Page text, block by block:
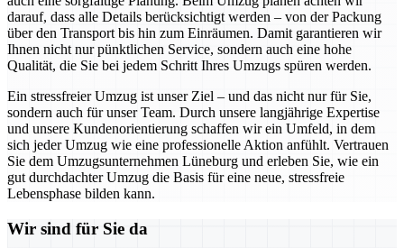
darauf, dass alle Details berücksichtigt werden – von der Packung
über den Transport bis hin zum Einräumen. Damit garantieren wir
Ihnen nicht nur pünktlichen Service, sondern auch eine hohe
Qualität, die Sie bei jedem Schritt Ihres Umzugs spüren werden.
Ein stressfreier Umzug ist unser Ziel – und das nicht nur für Sie,
sondern auch für unser Team. Durch unsere langjährige Expertise
und unsere Kundenorientierung schaffen wir ein Umfeld, in dem
sich jeder Umzug wie eine professionelle Aktion anfühlt. Vertrauen
Sie dem Umzugsunternehmen Lüneburg und erleben Sie, wie ein
gut durchdachter Umzug die Basis für eine neue, stressfreie
Lebensphase bilden kann.
Wir sind für Sie da